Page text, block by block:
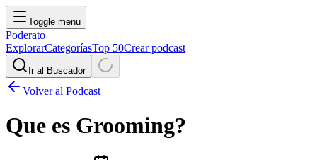
Toggle menu
Poderato
ExplorarCategoríasTop 50Crear podcast
Ir al Buscador
Volver al Podcast
Que es Grooming?